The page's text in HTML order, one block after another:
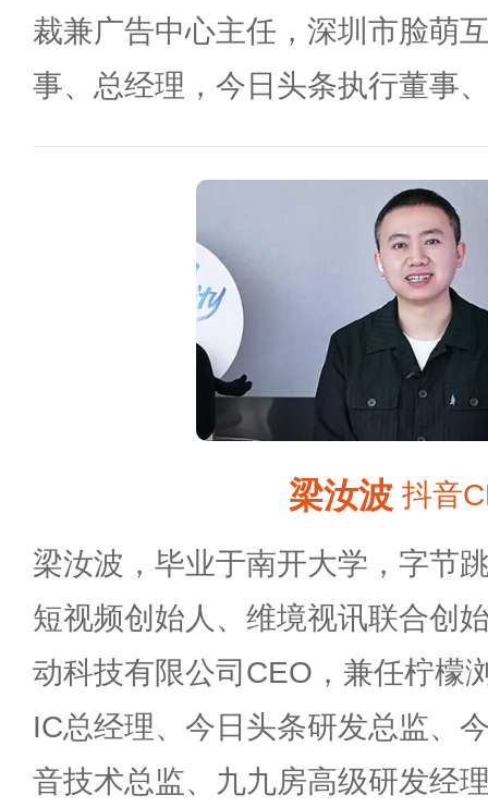
裁兼广告中心主任，深圳市脸萌
事、总经理，今日头条执行董事
梁汝波 抖音
梁汝波，毕业于南开大学，字节
短视频创始人、维境视讯联合创
动科技有限公司CEO，兼任柠檬
IC总经理、今日头条研发总监、
音技术总监、九九房高级研发经